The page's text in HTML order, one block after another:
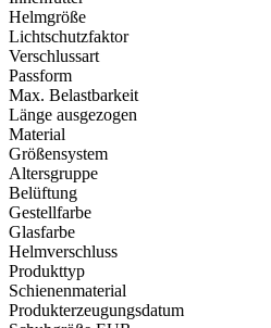
Helmgröße
Lichtschutzfaktor
Verschlussart
Passform
Max. Belastbarkeit
Länge ausgezogen
Material
Größensystem
Altersgruppe
Belüftung
Gestellfarbe
Glasfarbe
Helmverschluss
Produkttyp
Schienenmaterial
Produkterzeugungsdatum